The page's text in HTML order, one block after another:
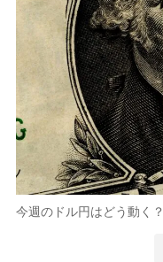
今週のドル円はどう動く？